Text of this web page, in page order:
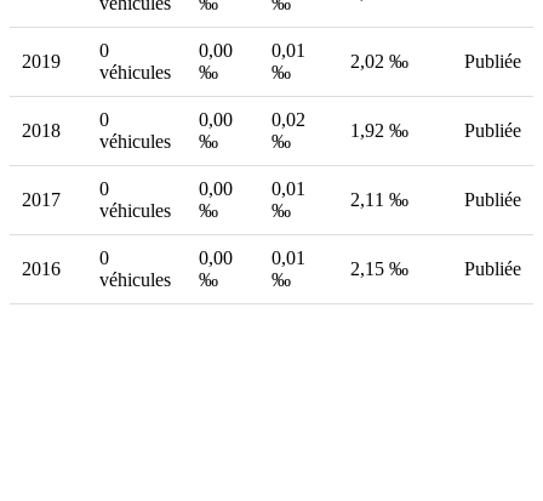
2019
0
véhicules
0,00
‰
0,01
‰
2,02 ‰ Publiée
2018
0
véhicules
0,00
‰
0,02
‰
1,92 ‰ Publiée
2017
0
véhicules
0,00
‰
0,01
‰
2,11 ‰ Publiée
2016
0
véhicules
0,00
‰
0,01
‰
2,15 ‰ Publiée